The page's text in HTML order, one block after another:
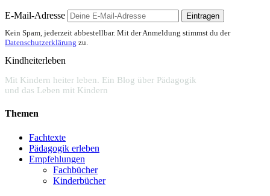
E-Mail-Adresse
Eintragen
Kein Spam, jederzeit abbestellbar. Mit der Anmeldung stimmst du der
Datenschutzerklärung zu.
Kindheiterleben
Mit Kindern heiter leben. Ein Blog über Pädagogik
und das Leben mit Kindern
Themen
Fachtexte
Pädagogik erleben
Empfehlungen
Fachbücher
Kinderbücher